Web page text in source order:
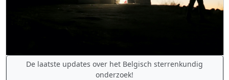
De laatste updates over het Belgisch sterrenkundig
onderzoek!